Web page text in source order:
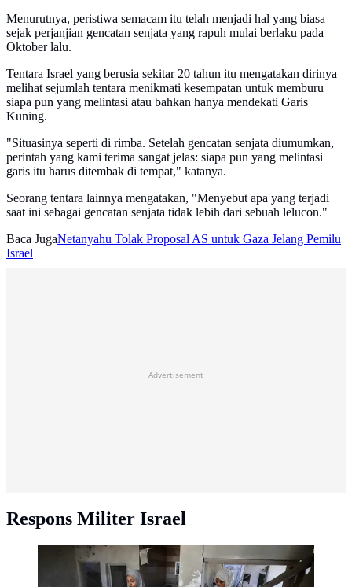
Menurutnya, peristiwa semacam itu telah menjadi hal yang biasa
sejak perjanjian gencatan senjata yang rapuh mulai berlaku pada
Oktober lalu.
Tentara Israel yang berusia sekitar 20 tahun itu mengatakan dirinya
melihat sejumlah tentara menikmati kesempatan untuk memburu
siapa pun yang melintasi atau bahkan hanya mendekati Garis
Kuning.
"Situasinya seperti di rimba. Setelah gencatan senjata diumumkan,
perintah yang kami terima sangat jelas: siapa pun yang melintasi
garis itu harus ditembak di tempat," katanya.
Seorang tentara lainnya mengatakan, "Menyebut apa yang terjadi
saat ini sebagai gencatan senjata tidak lebih dari sebuah lelucon."
Baca JugaNetanyahu Tolak Proposal AS untuk Gaza Jelang Pemilu
Israel
Advertisement
Respons Militer Israel